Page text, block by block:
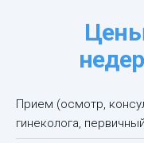
Прием (осмотр,
гинеколога, первичный